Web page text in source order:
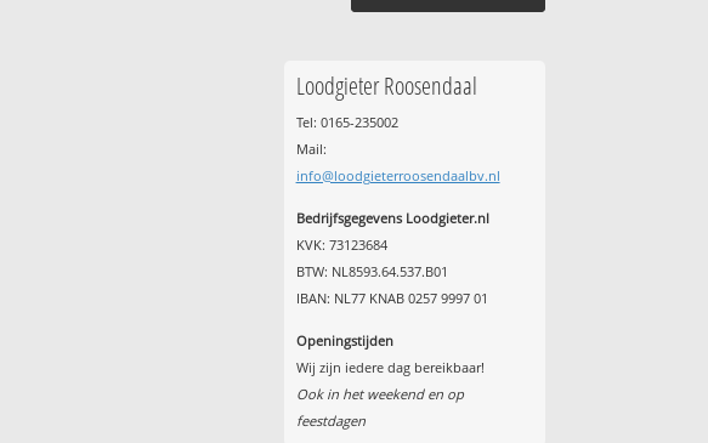
Loodgieter Roosendaal
Tel: 0165-235002
Mail:
info@loodgieterroosendaalbv.nl
Bedrijfsgegevens Loodgieter.nl
KVK: 73123684
BTW: NL8593.64.537.B01
IBAN: NL77 KNAB 0257 9997 01
Openingstijden
Wij zijn iedere dag bereikbaar!
Ook in het weekend en op
feestdagen